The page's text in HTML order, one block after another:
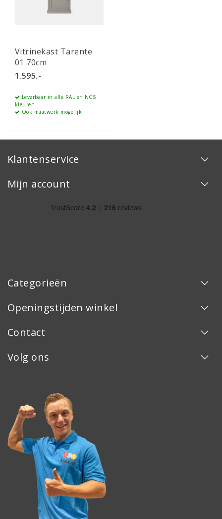
Vitrinekast Tarente
01 70cm
1.595.-
Leverbaar in alle RAL en NCS
kleuren
Ook maatwerk mogelijk
Klantenservice
Mijn account
Categorieën
Openingstijden winkel
Contact
Volg ons